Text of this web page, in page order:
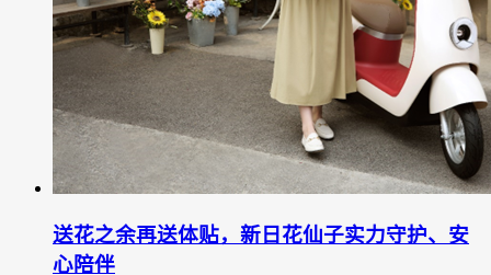
送花之余再送体贴，新日花仙子实力守护、安
心陪伴